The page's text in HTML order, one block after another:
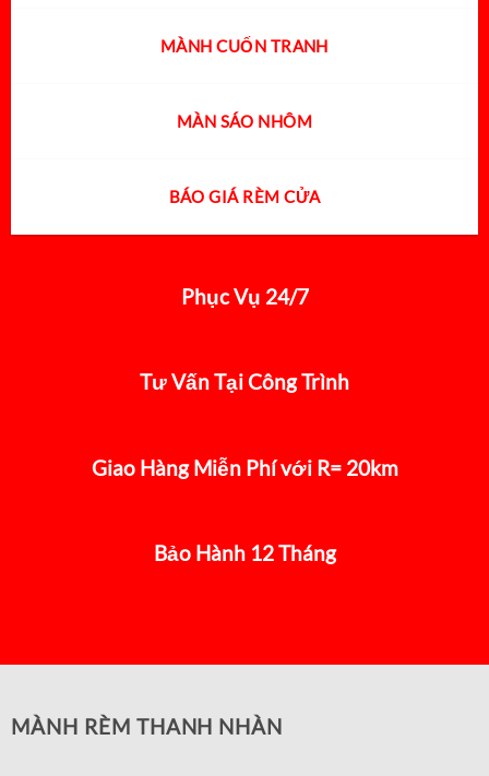
MÀNH CUỐN TRANH
MÀN SÁO NHÔM
BÁO GIÁ RÈM CỬA
Phục Vụ 24/7
Tư Vấn Tại Công Trình
Giao Hàng Miễn Phí với R= 20km
Bảo Hành 12 Tháng
MÀNH RÈM THANH NHÀN